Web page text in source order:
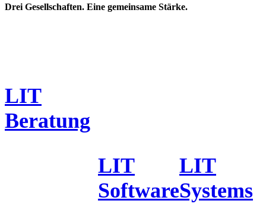
Drei Gesellschaften. Eine gemeinsame Stärke.
LIT
Beratung
LIT
Software
LIT
Systems